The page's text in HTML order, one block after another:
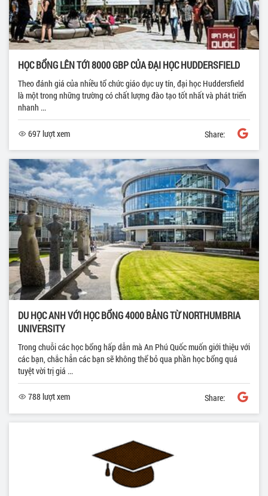
HỌC BỔNG LÊN TỚI 8000 GBP CỦA ĐẠI HỌC HUDDERSFIELD
Theo đánh giá của nhiều tổ chức giáo dục uy tín, đại học Huddersfield
là một trong những trường có chất lượng đào tạo tốt nhất và phát triển
nhanh ...
697 lượt xem Share:
DU HỌC ANH VỚI HỌC BỔNG 4000 BẢNG TỪ NORTHUMBRIA
UNIVERSITY
Trong chuỗi các học bổng hấp dẫn mà An Phú Quốc muốn giới thiệu với
các bạn, chắc hẳn các bạn sẽ không thể bỏ qua phần học bổng quá
tuyệt vời trị giá ...
788 lượt xem Share: